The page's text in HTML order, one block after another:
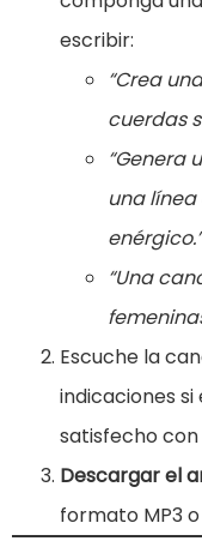
escribir:
“Crea
cuerdas
“Genera
una
enérgico.”
“Una
Escuche la
indicaciones
satisfecho
Descargar el
formato MP3 o